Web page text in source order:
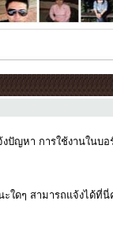
ญหา การใช้งานในบอ
ใดๆ สามารถแจ้งได้ที่นี่